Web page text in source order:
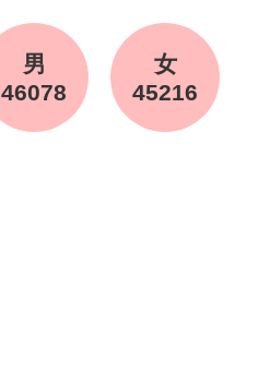
男
46078
女
45216